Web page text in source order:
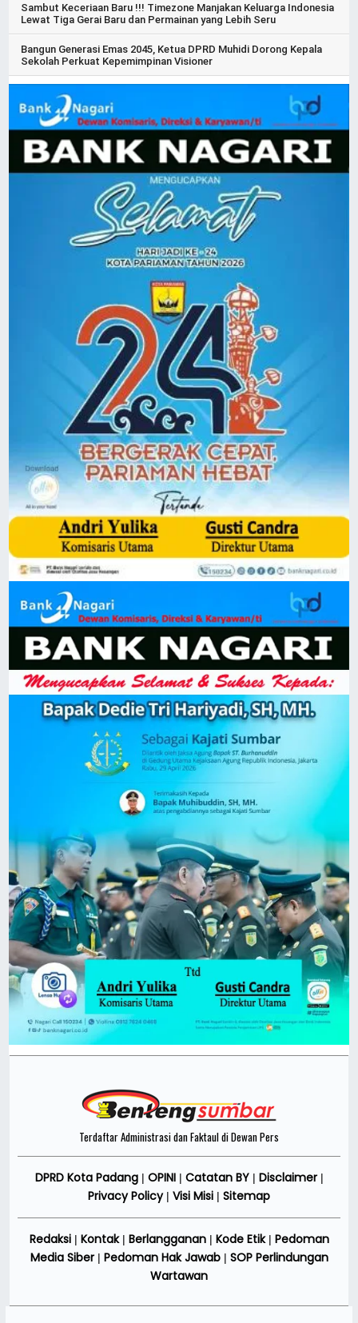
Sambut Keceriaan Baru !!! Timezone Manjakan Keluarga Indonesia
Lewat Tiga Gerai Baru dan Permainan yang Lebih Seru
Bangun Generasi Emas 2045, Ketua DPRD Muhidi Dorong Kepala
Sekolah Perkuat Kepemimpinan Visioner
Terdaftar Administrasi dan Faktaul di Dewan Pers
DPRD Kota Padang| OPINI Catatan BY| Disclaimer|
Privacy Policy| Visi Misi Sitemap
Redaksi| Kontak| Berlangganan| Kode Etik| Pedoman
Media Siber| Pedoman Hak Jawab| SOP Perlindungan
Wartawan